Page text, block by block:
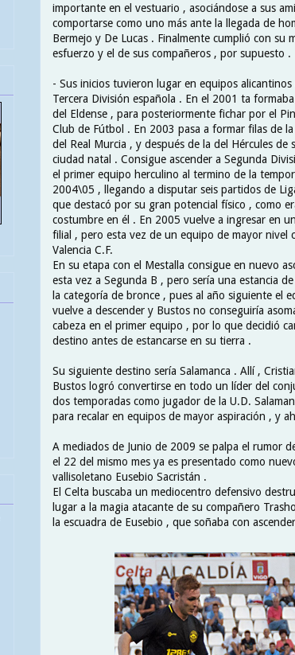
importante en el vestuario , asociándose a sus
comportarse como uno más ante la llegada de
Bermejo y De Lucas . Finalmente cumplió con su
esfuerzo y el de sus compañeros , por supuesto .
- Sus inicios tuvieron lugar en equipos alicantinos
Tercera División española . En el 2001 ta
del Eldense , para posteriormente fichar por el
Club de Fútbol . En 2003 pasa a formar filas de la
del Real Murcia , y después de la del Hércules de
ciudad natal . Consigue ascender a Segunda
el primer equipo herculino al termino de la
2004\05 , llegando a disputar seis partidos de
que destacó por su gran potencial físico , como
costumbre en él . En 2005 vuelve a ingresar en
filial , pero esta vez de un equipo de mayor nivel
Valencia C.F.
En su etapa con el Mestalla consigue en nuevo
esta vez a Segunda B , pero sería una estancia
la categoría de bronce , pues al año siguiente el
vuelve a descender y Bustos no conseguiría
cabeza en el primer equipo , por lo que decidió
destino antes de estancarse en su tierra .
Su siguiente destino sería Salamanca . Allí ,
Bustos logró convertirse en todo un líder del
dos temporadas como jugador de la U.D.
para recalar en equipos de mayor aspiración , y
A mediados de Junio de 2009 se palpa el rumor
el 22 del mismo mes ya es presentado como
vallisoletano Eusebio Sacristán .
El Celta buscaba un mediocentro defensivo
lugar a la magia atacante de su compañero
la escuadra de Eusebio , que soñaba con